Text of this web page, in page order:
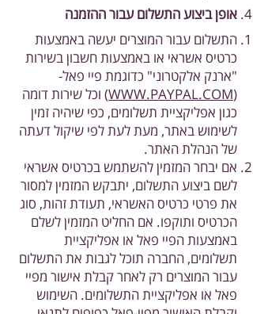
אופן ביצוע התשלום עבור ההזמנה
התשלום עבור המוצרים יעשה באמצעות
כרטיס אשראי או באמצעות חשבון בשירות
"ארנק אלקטרוני" כדוגמת פיי פאל-
(
WWW.PAYPAL.COM) וכל שירות דומה
כגון אפליקציית תשלומים, כפי שיהיה זמין
לשימוש באתר, מעת לעת לפי שיקול דעתה
של הנהלת האתר.
אם יבחר המזמין להשתמש בכרטיס אשראי
לשם ביצוע התשלום, יתבקש המזמין למסור
את פרטי כרטיס האשראי, תעודת זהות, סוג
הכרטיס ותוקפו. אם החליט המזמין לשלם
באמצעות הפיי פאל או אפליקציית
תשלומים, החברה תוכל לגבות את התשלום
עבור המוצרים רק לאחר קבלת אישור מפיי
פאל או אפליקציית התשלומים. השימוש